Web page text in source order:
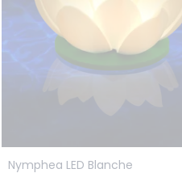
Nymphea LED Blanche